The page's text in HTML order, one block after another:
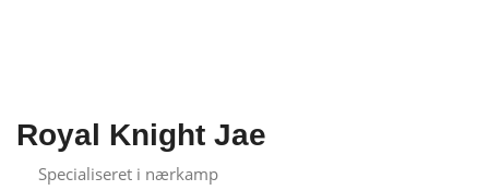
Royal Knight Jae
Specialiseret i nærkamp